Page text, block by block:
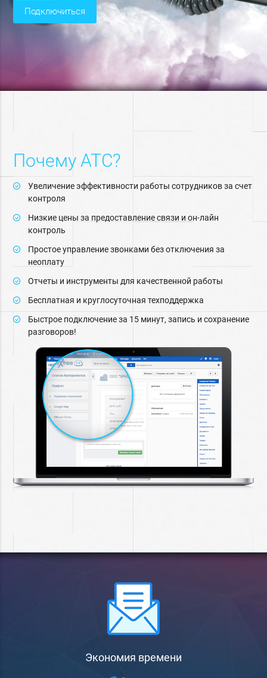
подключиться
Почему АТС?
Увеличение эффективности работы сотрудников за счет
контроля
Низкие цены за предоставление связи и он-лайн
контроль
Простое управление звонками без отключения за
неоплату
Отчеты и инструменты для качественной работы
Бесплатная и круглосуточная техподдержка
Быстрое подключение за 15 минут, запись и сохранение
разговоров!
Экономия времени